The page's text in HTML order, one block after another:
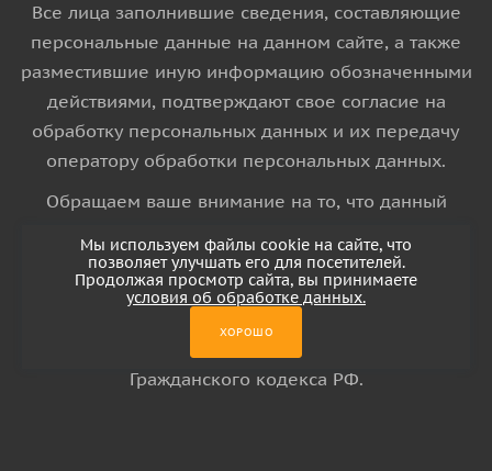
Все лица заполнившие сведения, составляющие
персональные данные на данном сайте, а также
разместившие иную информацию обозначенными
действиями, подтверждают свое согласие на
обработку персональных данных и их передачу
оператору обработки персональных данных.
Обращаем ваше внимание на то, что данный
информационный характер и ни при каких
условиях информационные материалы и цены,
Гражданского кодекса РФ.
Мы используем файлы cookie на сайте, что
позволяет улучшать его для посетителей.
Продолжая просмотр сайта, вы принимаете
условия об обработке данных.
ХОРОШО